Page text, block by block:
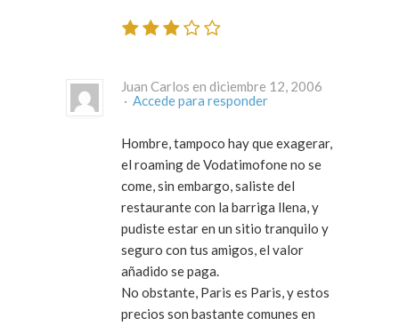
Juan Carlos en diciembre 12, 2006
· Accede para responder
Hombre, tampoco hay que exagerar,
el roaming de Vodatimofone no se
come, sin embargo, saliste del
restaurante con la barriga llena, y
pudiste estar en un sitio tranquilo y
seguro con tus amigos, el valor
añadido se paga.
No obstante, Paris es Paris, y estos
precios son bastante comunes en